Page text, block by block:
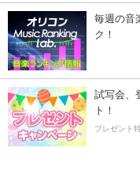
毎週の音
ク！
試写会、
ト！
プレゼント